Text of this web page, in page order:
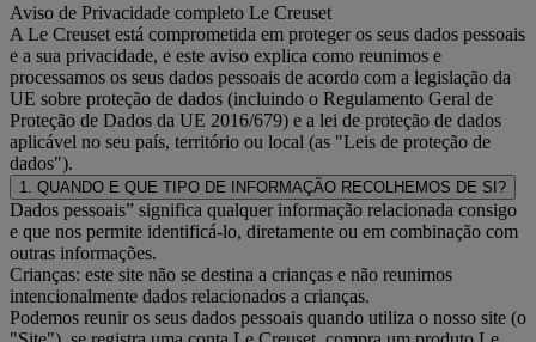
Aviso de Privacidade completo Le Creuset
A Le Creuset está comprometida em proteger os seus dados pessoais
e a sua privacidade, e este aviso explica como reunimos e
processamos os seus dados pessoais de acordo com a legislação da
UE sobre proteção de dados (incluindo o Regulamento Geral de
Proteção de Dados da UE 2016/679) e a lei de proteção de dados
aplicável no seu país, território ou local (as "Leis de proteção de
dados").
1. QUANDO E QUE TIPO DE INFORMAÇÃO RECOLHEMOS DE SI?
Dados pessoais” significa qualquer informação relacionada consigo
e que nos permite identificá-lo, diretamente ou em combinação com
outras informações.
Crianças: este site não se destina a crianças e não reunimos
intencionalmente dados relacionados a crianças.
Podemos reunir os seus dados pessoais quando utiliza o nosso site (o